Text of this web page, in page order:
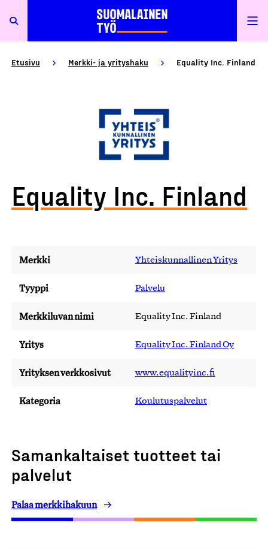
Etusivu Merkki- ja yrityshaku Equality Inc. Finland
Equality Inc. Finland
Merkki Yhteiskunnallinen Yritys
Tyyppi Palvelu
Merkkiluvan nimi Equality Inc. Finland
Yritys Equality Inc. Finland Oy
Yrityksen verkkosivut www.equalityinc.fi
Kategoria Koulutuspalvelut
Samankaltaiset tuotteet tai
palvelut
Palaa merkkihakuun